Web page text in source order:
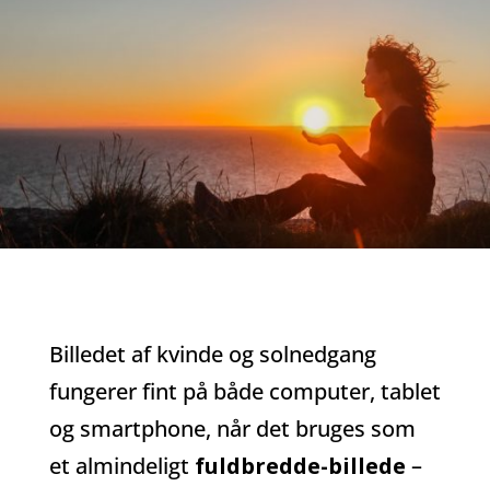
Billedet af kvinde og solnedgang
fungerer fint på både computer, tablet
og smartphone, når det bruges som
et almindeligt fuldbredde-billede –